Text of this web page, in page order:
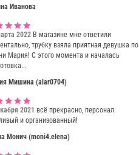
Иванова
2022 В магазине мне ответили
трубку взяла приятная девушка по
Мария! С этого момента и началась
Мишина (alar0704)
2021 всё прекрасно, персонал
и организованный!
Монич (moni4.elena)